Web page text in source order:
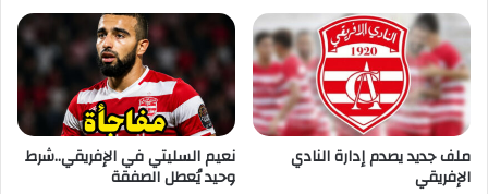
ملف جديد يصدم إدارة النادي
الإفريقي
نعيم السليتي في الإفريقي..شرط
وحيد يُعطل الصفقة